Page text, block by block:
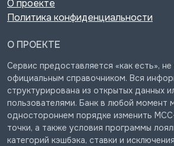
О проекте
Политика конфиденциальности
О ПРОЕКТЕ
Сервис предоставляется «как есть», не
официальным справочником. Вся
структурирована из открытых данных
пользователями. Банк в любой момент
одностороннем порядке изменить
точки, а также условия программы
категорий кэшбэка, ставки и